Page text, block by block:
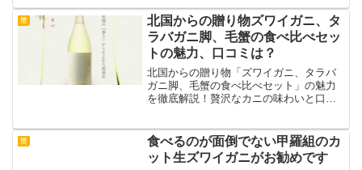
蟹
北国からの贈り物ズワイガニ、タ
ラバガニ脚、毛蟹の食べ比べセッ
トの魅力、口コミは？
北国からの贈り物「ズワイガニ、タラバ
ガニ脚、毛蟹の食べ比べセット」の魅力
を徹底解説！贅沢なカニの味わいと口コ
蟹
食べるのが面倒でない甲羅組のカ
ット生ズワイガニがお勧めです